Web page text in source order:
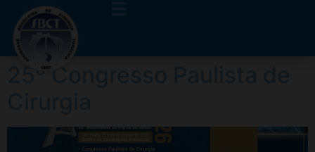
25º Congresso Paulista de